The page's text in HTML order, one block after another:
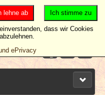
Ich stimme zu
lehne ab
dass wir Cookies
ePrivacy